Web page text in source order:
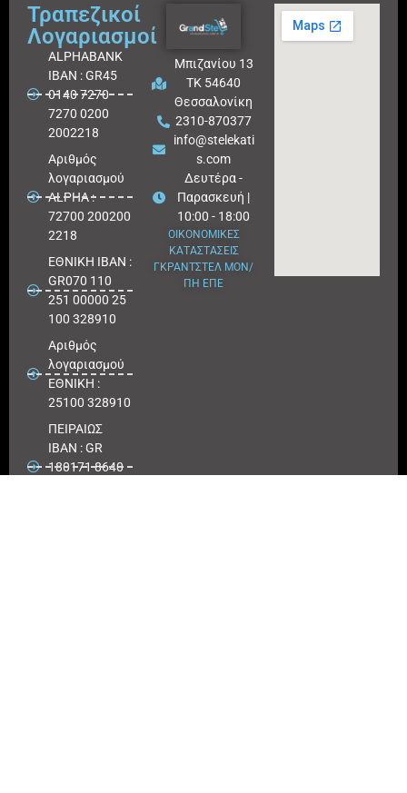
Τραπεζικοί
Λογαριασμοί
ALPHABANK
IBAN : GR45
0140 7270
7270 0200
2002218
Aριθμός
λογαριασμού
ALPHA :
72700 200200
2218
ΕΘΝΙΚΗ ΙΒΑΝ :
GR070 110
251 00000 25
100 328910
Αριθμός
λογαριασμού
ΕΘΝΙΚΗ :
25100 328910
ΠΕΙΡΑΙΩΣ
IBAN : GR
180171 8640
Μπιζανίου 13
ΤΚ 54640
Θεσσαλονίκη
2310-870377
info@stelekati
s.com
Δευτέρα -
Παρασκευή |
10:00 - 18:00
ΟΙΚΟΝΟΜΙΚΕΣ
ΚΑΤΑΣΤΑΣΕΙΣ
ΓΚΡΑΝΤΣΤΕΛ ΜΟΝ/
ΠΗ ΕΠΕ